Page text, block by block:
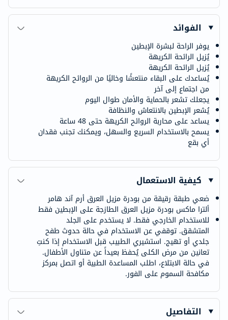
الفوائد
يوفر الراحة لبشرة الإبطين
يُزيل الرائحة الكريهة
يُزيل الرائحة الكريهة
يُساعدك على البقاء منتعشًا وخاليًا من الروائح الكريهة
من اجتماع إلى آخر
يجعلك تشعر بالحماية والأمان طوال اليوم
يُشعر الإبطين بالانتعاش والنظافة
يساعد على محاربة الروائح الكريهة حتى 48 ساعة
يسمح بالاستخدام السريع والسهل، ويمكنك تجنب فقدان
أي بقع
كيفية الاستعمال
ضعي طبقة رقيقة من بودرة مزيل العرق أرم آند هامر
ألترا ماكس بودرة مزيل العرق الطازجة على الإبطين فقط
للاستخدام الخارجي فقط. لا يستخدم على الجلد
المتشقق. توقفي عن الاستخدام في حالة حدوث طفح
جلدي أو تهيج. استشيري الطبيب قبل الاستخدام إذا كنتِ
تعانين من مرض الكلى يُحفظ بعيداً عن متناول الأطفال.
في حالة الابتلاع، اطلب المساعدة الطبية أو اتصل بمركز
مكافحة السموم على الفور.
التفاصيل